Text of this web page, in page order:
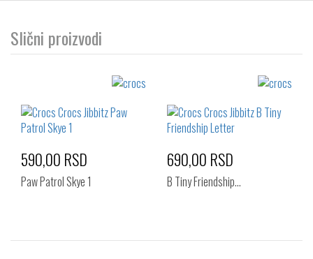
Slični proizvodi
590,00 RSD
Paw Patrol Skye 1
690,00 RSD
B Tiny Friendship…